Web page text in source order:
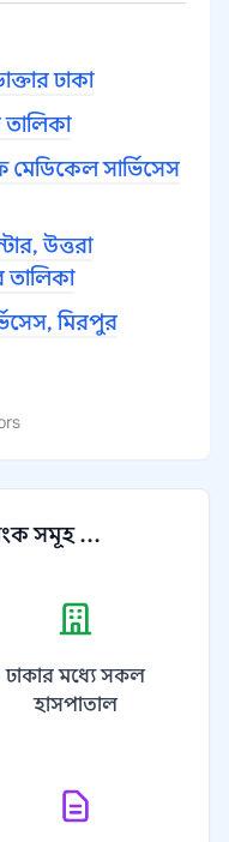
ঢাকা
সার্ভিসেস
উত্তরা
তালিকা
মিরপুর
সমূহ ...
ঢাকার মধ্যে সকল
হাসপাতাল